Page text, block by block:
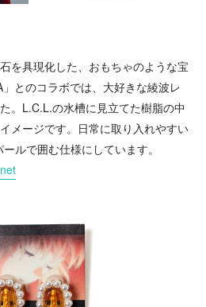
を具現化した、おもちゃのような宝
とのコラボでは、大好きな綾波レ
。L.C.L.の水槽に見立てた樹脂の中
メージです。日常に取り入れやすい
ルで囲む仕様にしています。